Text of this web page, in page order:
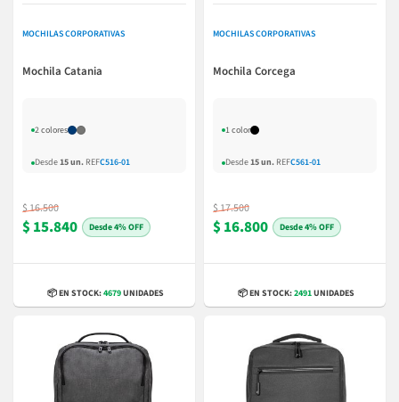
MOCHILAS CORPORATIVAS
Mochila Catania
2 colores
Desde15 un. REFC516-01
$ 16.500
$ 15.840 4% OFF
📦 EN STOCK:4679UNIDADES
MOCHILAS CORPORATIVAS
Mochila Corcega
1 color
Desde15 un. REFC561-01
$ 17.500
$ 16.800 4% OFF
📦 EN STOCK:2491UNIDADES